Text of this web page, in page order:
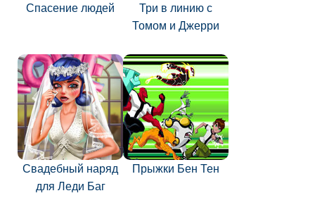
Спасение людей
Три в линию с
Томом и Джерри
Свадебный наряд
для Леди Баг
Прыжки Бен Тен